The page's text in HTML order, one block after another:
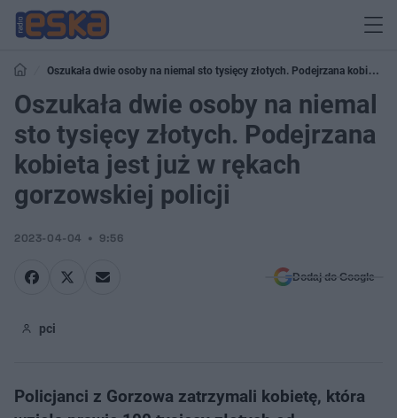
Oszukała dwie osoby na niemal sto tysięcy złotych. Podejrzana kobieta
jest już w rękach gorzowskiej policji
Oszukała dwie osoby na niemal
sto tysięcy złotych. Podejrzana
kobieta jest już w rękach
gorzowskiej policji
2023-04-04 9:56
Dodaj do Google
pci
Policjanci z Gorzowa zatrzymali kobietę, która